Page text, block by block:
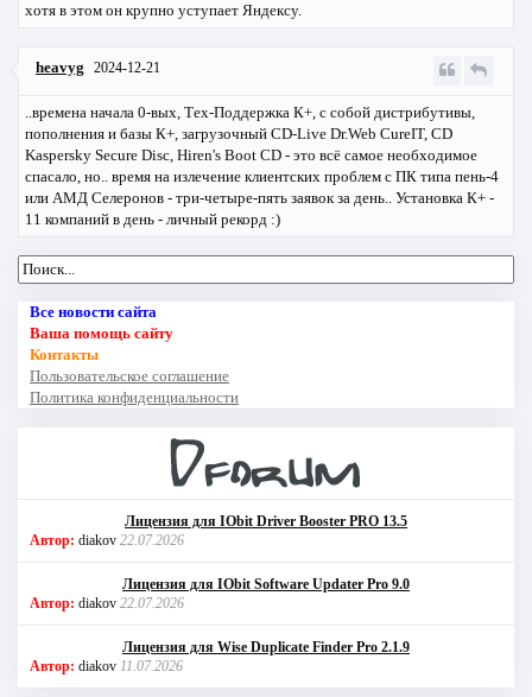
хотя в этом он крупно уступает Яндексу.
heavyg 2024-12-21
..времена начала 0-вых, Тех-Поддержка К+, с собой дистрибутивы,
пополнения и базы К+, загрузочный CD-Live Dr.Web CureIT, CD
Kaspersky Secure Disc, Hiren's Boot CD - это всё самое необходимое
спасало, но.. время на излечение клиентских проблем с ПК типа пень-4
или АМД Селеронов - три-четыре-пять заявок за день.. Установка К+ -
11 компаний в день - личный рекорд :)
Все новости сайта
Ваша помощь сайту
Контакты
Пользовательское соглашение
Политика конфиденциальности
Лицензия для IObit Driver Booster PRO 13.5
Автор: diakov 22.07.2026
Лицензия для IObit Software Updater Pro 9.0
Автор: diakov 22.07.2026
Лицензия для Wise Duplicate Finder Pro 2.1.9
Автор: diakov 11.07.2026